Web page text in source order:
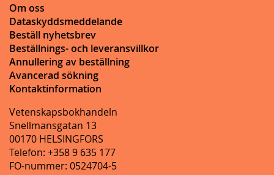
Om oss
Dataskyddsmeddelande
Beställ nyhetsbrev
Beställnings- och leveransvillkor
Annullering av beställning
Avancerad sökning
Kontaktinformation
Vetenskapsbokhandeln
Snellmansgatan 13
00170 HELSINGFORS
Telefon: +358 9 635 177
FO-nummer: 0524704-5